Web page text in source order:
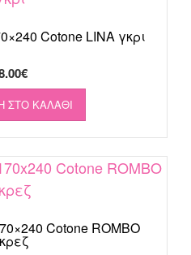
Cotone LINA γκρι
€
ΣΤΟ ΚΑΛΆΘΙ
Cotone ROMBO